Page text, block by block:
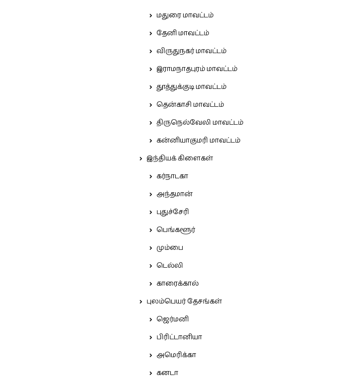
மதுரை மாவட்டம்
தேனி மாவட்டம்
விருதுநகர் மாவட்டம்
இராமநாதபுரம் மாவட்டம்
தூத்துக்குடி மாவட்டம்
தென்காசி மாவட்டம்
திருநெல்வேலி மாவட்டம்
கன்னியாகுமரி மாவட்டம்
இந்தியக் கிளைகள்
கர்நாடகா
அந்தமான்
புதுச்சேரி
பெங்களூர்
மும்பை
டெல்லி
காரைக்கால்
புலம்பெயர் தேசங்கள்
ஜெர்மனி
பிரிட்டானியா
அமெரிக்கா
கனடா